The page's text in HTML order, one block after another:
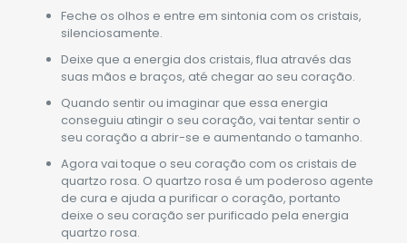
Feche os olhos e entre em sintonia com os cristais,
silenciosamente.
Deixe que a energia dos cristais, flua através das
suas mãos e braços, até chegar ao seu coração.
Quando sentir ou imaginar que essa energia
conseguiu atingir o seu coração, vai tentar sentir o
seu coração a abrir-se e aumentando o tamanho.
Agora vai toque o seu coração com os cristais de
quartzo rosa. O quartzo rosa é um poderoso agente
de cura e ajuda a purificar o coração, portanto
deixe o seu coração ser purificado pela energia
quartzo rosa.